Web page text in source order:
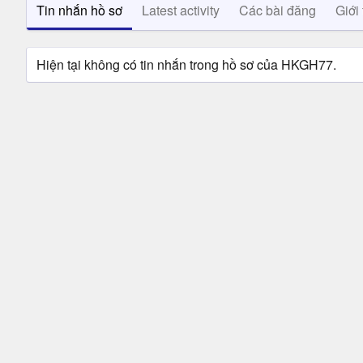
Tin nhắn hồ sơ Latest activity Các bài đăng Giới
Hiện tại không có tin nhắn trong hồ sơ của HKGH77.